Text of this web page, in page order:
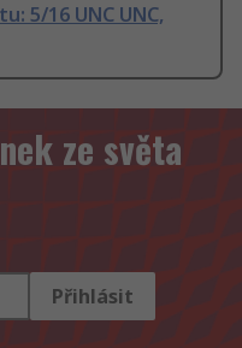
5/16 UNC UNC,
ze světa
Přihlásit